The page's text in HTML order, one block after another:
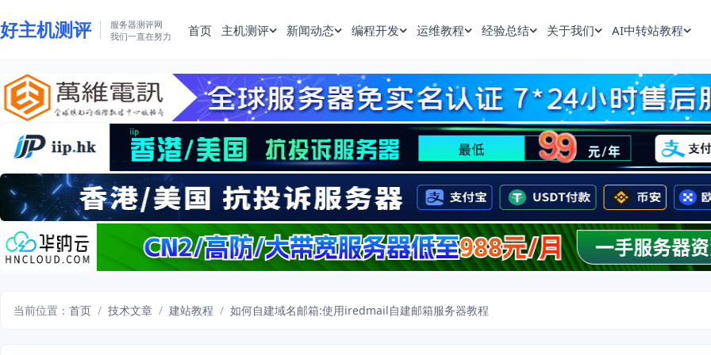
好主机测评
服务器测评网
我们一直在努力
首页 主机测评 新闻动态 编程开发 运维教程 经验总结 关于我们 AI中转站教程
当前位置： 首页 / 技术文章 / 建站教程 / 如何自建域名邮箱:使用iredmail自建邮箱服务器教程